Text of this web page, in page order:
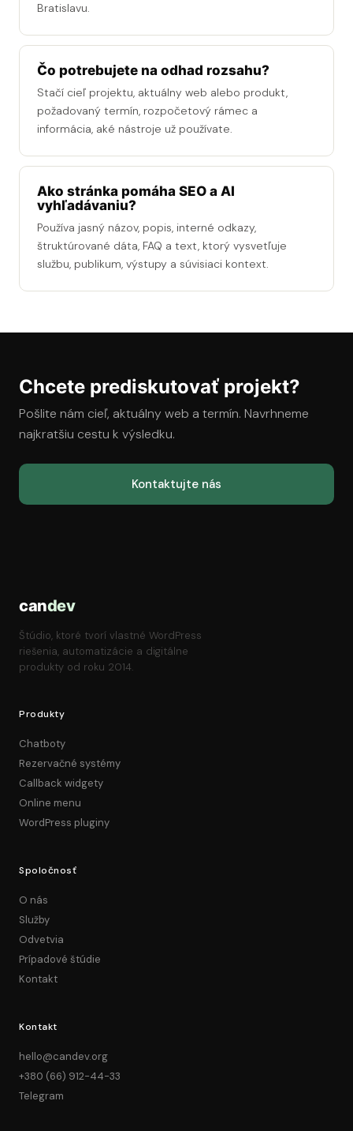
Bratislavu.
Čo potrebujete na odhad rozsahu?
Stačí cieľ projektu, aktuálny web alebo produkt,
požadovaný termín, rozpočetový rámec a
informácia, aké nástroje už používate.
Ako stránka pomáha SEO a AI
vyhľadávaniu?
Používa jasný názov, popis, interné odkazy,
štruktúrované dáta, FAQ a text, ktorý vysvetľuje
službu, publikum, výstupy a súvisiaci kontext.
Chcete prediskutovať projekt?
Pošlite nám cieľ, aktuálny web a termín. Navrhneme
najkratšiu cestu k výsledku.
Kontaktujte nás
candev
Štúdio, ktoré tvorí vlastné WordPress
riešenia, automatizácie a digitálne
produkty od roku 2014.
Produkty
Chatboty
Rezervačné systémy
Callback widgety
Online menu
WordPress pluginy
Spoločnosť
O nás
Služby
Odvetvia
Prípadové štúdie
Kontakt
Kontakt
hello@candev.org
+380 (66) 912-44-33
Telegram